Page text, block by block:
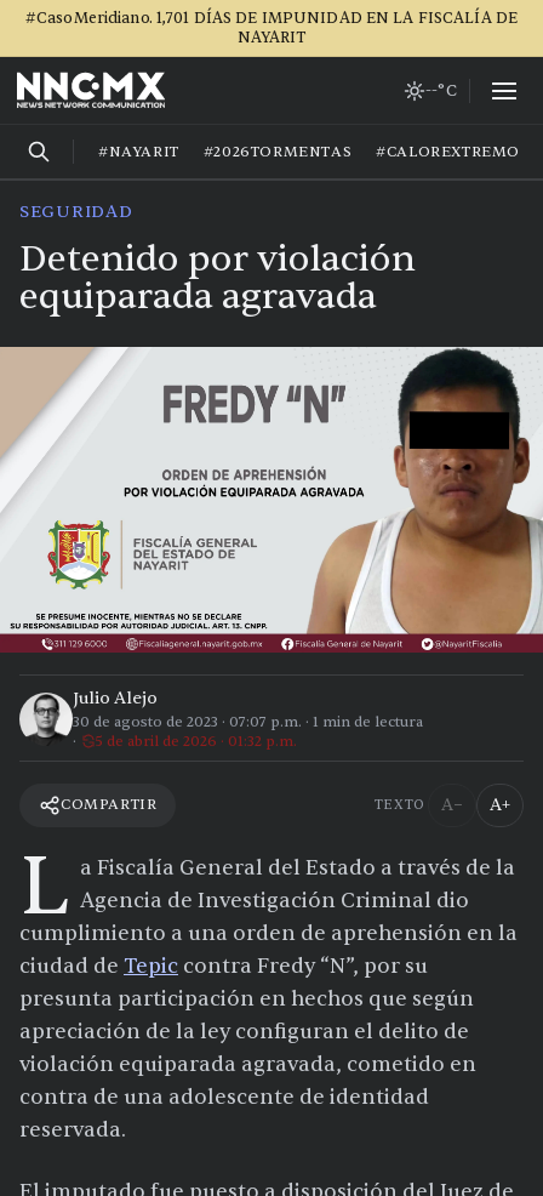
#CasoMeridiano. 1,701 DÍAS DE IMPUNIDAD EN LA FISCALÍA DE
NAYARIT
--°C
#NAYARIT #2026TORMENTAS #CALOREXTREMO
SEGURIDAD
Detenido por violación
equiparada agravada
Julio Alejo
30 de agosto de 2023 · 07:07 p.m. · 1 min de lectura
5 de abril de 2026 · 01:32 p.m.
COMPARTIR TEXTO A− A+
L a Fiscalía General del Estado a través de la
Agencia de Investigación Criminal dio
cumplimiento a una orden de aprehensión en la
ciudad de Tepic contra Fredy “N”, por su
presunta participación en hechos que según
apreciación de la ley configuran el delito de
violación equiparada agravada, cometido en
contra de una adolescente de identidad
reservada.